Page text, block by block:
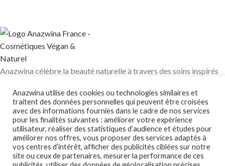
Anazwina célèbre la beauté naturelle à travers des soins inspirés
ingrédients soigneusement sélectionnés pour révéler l’éclat
authentique de votre peau et de vos cheveux.
Contact@anazwina.fr
CONSEILS BEAUTÉ
LIENS UTILES
Anazwina utilise des cookies ou technologies similaires et
traitent des données personnelles qui peuvent être croisées
avec des informations fournies dans le cadre de nos services
pour les finalités suivantes : améliorer votre expérience
utilisateur, réaliser des statistiques d’audience et études pour
améliorer nos offres, vous proposer des services adaptés à
vos centres d’intérêt, afficher des publicités ciblées sur notre
site ou ceux de partenaires, mesurer la performance de ces